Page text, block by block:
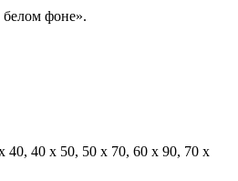
фоне».
40, 40 х 50, 50 х 70, 60 х 90, 70 х